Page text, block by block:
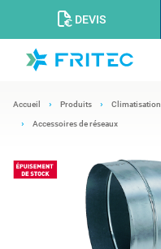
DEVIS
Accueil Produits Climatisation
Accessoires de réseaux